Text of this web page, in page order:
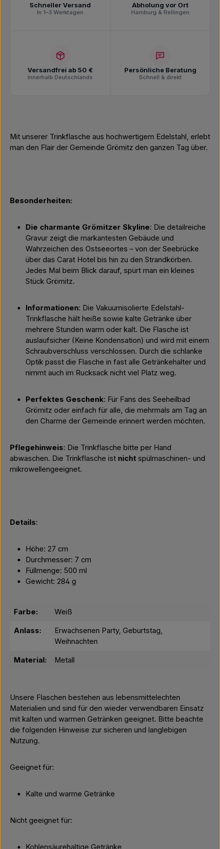
Schneller Versand
In 1–3 Werktagen
Abholung vor Ort
Hamburg & Rellingen
Versandfrei ab 50 €
Innerhalb Deutschlands
Persönliche Beratung
Schnell & direkt
Mit unserer Trinkflasche aus hochwertigem Edelstahl, erlebt
man den Flair der Gemeinde Grömitz den ganzen Tag über.
Besonderheiten:
Die charmante Grömitzer Skyline: Die detailreiche
Gravur zeigt die markantesten Gebäude und
Wahrzeichen des Ostseeortes – von der Seebrücke
über das Carat Hotel bis hin zu den Strandkörben.
Jedes Mal beim Blick darauf, spürt man ein kleines
Stück Grömitz.
Informationen: Die Vakuumisolierte Edelstahl-
Trinkflasche hält heiße sowie kalte Getränke über
mehrere Stunden warm oder kalt. Die Flasche ist
auslaufsicher (Keine Kondensation) und wird mit einem
Schraubverschluss verschlossen. Durch die schlanke
Optik passt die Flasche in fast alle Getränkehalter und
nimmt auch im Rucksack nicht viel Platz weg.
Perfektes Geschenk: Für Fans des Seeheilbad
Grömitz oder einfach für alle, die mehrmals am Tag an
den Charme der Gemeinde erinnert werden möchten.
Pflegehinweis: Die Trinkflasche bitte per Hand
abwaschen. Die Trinkflasche ist nicht spülmaschinen- und
mikrowellengeeignet.
Details:
Höhe: 27 cm
Durchmesser: 7 cm
Füllmenge: 500 ml
Gewicht: 284 g
Farbe: Weiß
Anlass:
Erwachsenen Party, Geburtstag,
Weihnachten
Material: Metall
Unsere Flaschen bestehen aus lebensmittelechten
Materialien und sind für den wieder verwendbaren Einsatz
mit kalten und warmen Getränken geeignet. Bitte beachte
die folgenden Hinweise zur sicheren und langlebigen
Nutzung.
Geeignet für:
Kalte und warme Getränke
Nicht geeignet für:
Kohlensäurehaltige Getränke